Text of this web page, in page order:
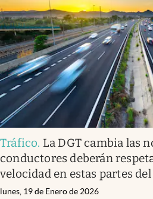
Tráfico. La DGT cambia las
conductores deberán
velocidad en estas partes
lunes, 19 de Enero de 2026